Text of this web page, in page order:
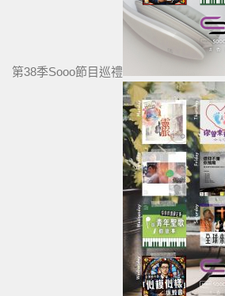
第38季Sooo節目巡禮